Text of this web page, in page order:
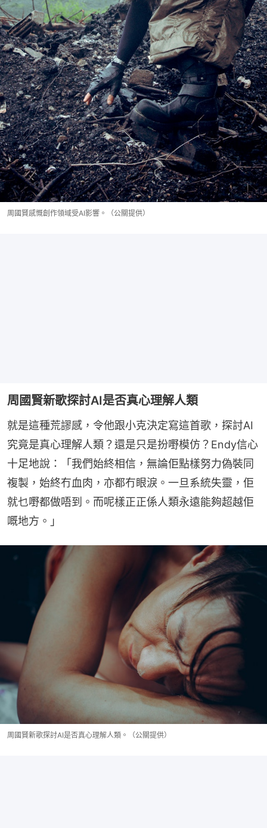
周國賢感慨創作領域受AI影響。（公關提供）
周國賢新歌探討AI是否真心理解人類
就是這種荒謬感，令他跟小克決定寫這首歌，探討AI
究竟是真心理解人類？還是只是扮嘢模仿？Endy信心
十足地說：「我們始終相信，無論佢點樣努力偽裝同
複製，始終冇血肉，亦都冇眼淚。一旦系統失靈，佢
就乜嘢都做唔到。而呢樣正正係人類永遠能夠超越佢
嘅地方。」
周國賢新歌探討AI是否真心理解人類。（公關提供）